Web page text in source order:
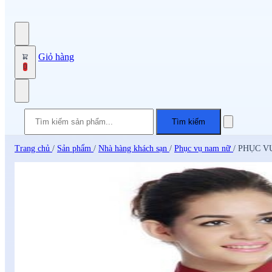
0
Giỏ hàng
Tìm kiếm
Trang chủ / Sản phẩm / Nhà hàng khách sạn / Phục vụ nam nữ / PHỤC